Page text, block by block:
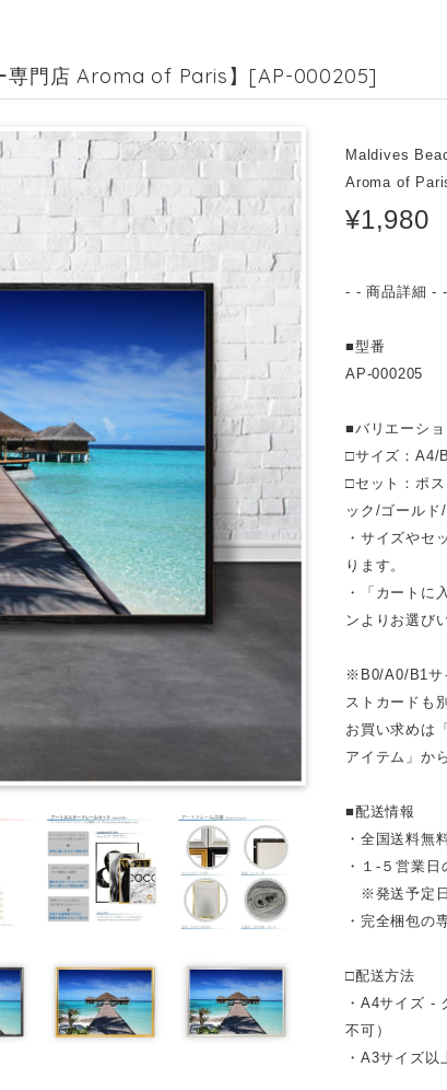
専門店 Aroma of Paris】[AP-000205]
Maldives
Aroma of
¥1,980
- - 商品詳細 -
■型番
AP-000205
■バリエーシ
□サイズ：A4/
□セット：ポ
ック/ゴール
・サイズやセ
ります。
・「カートに
ンよりお選び
※B0/A0/B1サ
ストカードも
お買い求めは
アイテム」か
■配送情報
・全国送料無
・１-５営業
※発送予定日
・完全梱包の
□配送方法
・A4サイズ -
不可）
・A3サイズ以